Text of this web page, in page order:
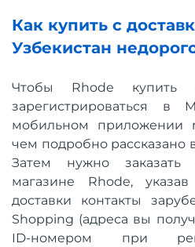
Как купить с
Узбекистан
Чтобы Rhode купить
зарегистрироваться в
мобильном приложении
чем подробно рассказано
Затем нужно
магазине Rhode,
доставки контакты
Shopping (адреса вы
ID-номером при